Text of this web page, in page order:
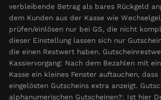
verbleibende Betrag als bares Rückgeld
dem Kunden aus der Kasse wie
prüfen/einlösen nur bei GS, die nicht
dieser Einstellung lassen sich nur
die einen Restwert haben.
Kassiervorgang: Nach dem Bezahlen mit
Kasse ein kleines Fenster auftauchen,
eingelösten Gutscheins extra anzeigt.
alphanumerischen Gutscheinen?: Ist hier